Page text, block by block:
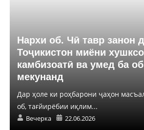
Нархи об. Чӣ тавр занон
Тоҷикистон миёни
камбизоатӣ ва умед ба
мекунанд
Дар ҳоле ки роҳбарони ҷаҳон
об, тағйирёбии иқлим...
Вечерка 22.06.2026